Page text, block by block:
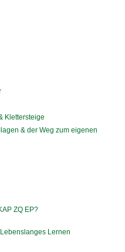
Klettersteige
& der Weg zum eigenen
ZQ EP?
Lernen